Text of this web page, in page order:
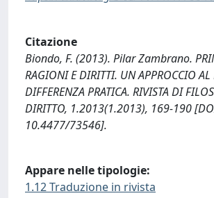
Citazione
Biondo, F. (2013). Pilar Zambrano.
RAGIONI E DIRITTI. UN APPROCCIO
DIFFERENZA PRATICA. RIVISTA DI
DIRITTO, 1.2013(1.2013), 169-190
10.4477/73546].
Appare nelle tipologie:
1.12 Traduzione in rivista